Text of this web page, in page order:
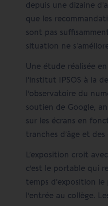
depuis une dizaine
que les
sont pas
situation ne
Une étude réalisée
l’institut IPSOS à la
l’observatoire du
soutien de Google,
sur les écrans en
tranches d’âge et
L’exposition croit
c’est le portable qui
temps d’exposition
l’entrée au collège.